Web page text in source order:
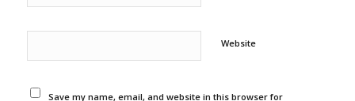
Website
Save my name, email, and website in this browser for